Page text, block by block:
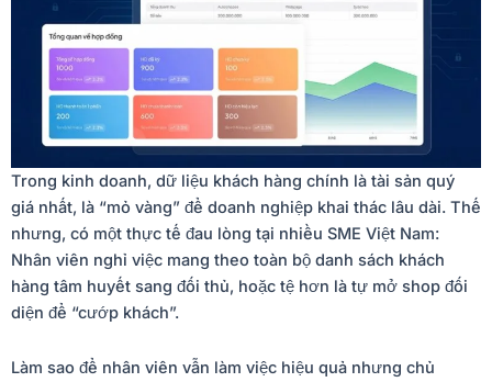
Trong kinh doanh, dữ liệu khách hàng chính là tài sản quý
giá nhất, là “mỏ vàng” để doanh nghiệp khai thác lâu dài. Thế
nhưng, có một thực tế đau lòng tại nhiều SME Việt Nam:
Nhân viên nghỉ việc mang theo toàn bộ danh sách khách
hàng tâm huyết sang đối thủ, hoặc tệ hơn là tự mở shop đối
diện để “cướp khách”.
Làm sao để nhân viên vẫn làm việc hiệu quả nhưng chủ